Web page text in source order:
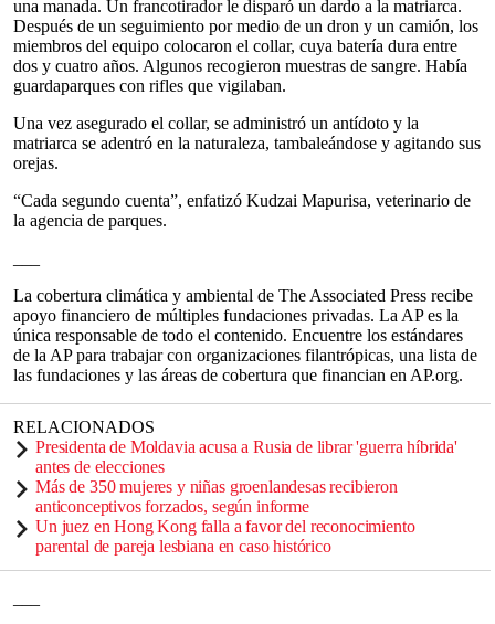
una manada. Un francotirador le disparó un dardo a la matriarca.
Después de un seguimiento por medio de un dron y un camión, los
miembros del equipo colocaron el collar, cuya batería dura entre
dos y cuatro años. Algunos recogieron muestras de sangre. Había
guardaparques con rifles que vigilaban.
Una vez asegurado el collar, se administró un antídoto y la
matriarca se adentró en la naturaleza, tambaleándose y agitando sus
orejas.
“Cada segundo cuenta”, enfatizó Kudzai Mapurisa, veterinario de
la agencia de parques.
La cobertura climática y ambiental de The Associated Press recibe
apoyo financiero de múltiples fundaciones privadas. La AP es la
única responsable de todo el contenido. Encuentre los estándares
de la AP para trabajar con organizaciones filantrópicas, una lista de
las fundaciones y las áreas de cobertura que financian en AP.org.
RELACIONADOS
Presidenta de Moldavia acusa a Rusia de librar 'guerra híbrida'
antes de elecciones
Más de 350 mujeres y niñas groenlandesas recibieron
anticonceptivos forzados, según informe
Un juez en Hong Kong falla a favor del reconocimiento
parental de pareja lesbiana en caso histórico